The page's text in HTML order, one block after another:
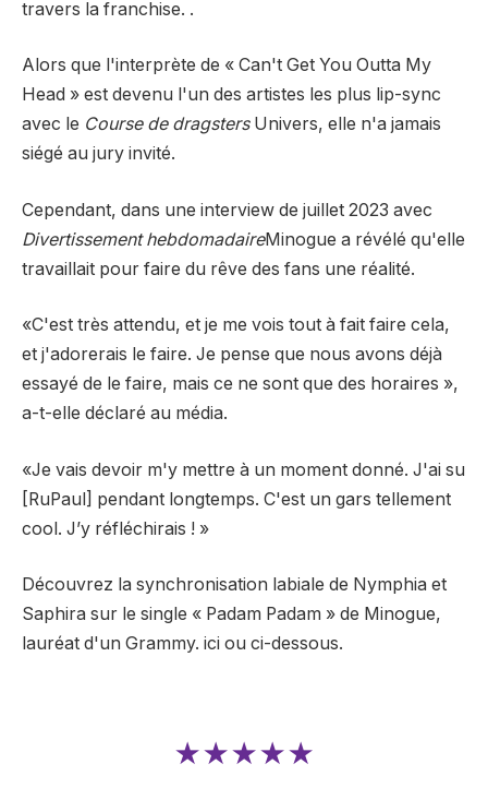
travers la franchise. .
Alors que l'interprète de « Can't Get You Outta My
Head » est devenu l'un des artistes les plus lip-sync
avec le Course de dragsters Univers, elle n'a jamais
siégé au jury invité.
Cependant, dans une interview de juillet 2023 avec
Divertissement hebdomadaireMinogue a révélé qu'elle
travaillait pour faire du rêve des fans une réalité.
«C'est très attendu, et je me vois tout à fait faire cela,
et j'adorerais le faire. Je pense que nous avons déjà
essayé de le faire, mais ce ne sont que des horaires »,
a-t-elle déclaré au média.
«Je vais devoir m'y mettre à un moment donné. J'ai su
[RuPaul] pendant longtemps. C'est un gars tellement
cool. J’y réfléchirais ! »
Découvrez la synchronisation labiale de Nymphia et
Saphira sur le single « Padam Padam » de Minogue,
lauréat d'un Grammy. ici ou ci-dessous.
★★★★★